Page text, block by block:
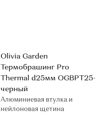
Olivia Garden
Термобрашинг Pro
Thermal d25мм OGBPT25-
черный
Алюминиевая втулка и
нейлоновая щетина